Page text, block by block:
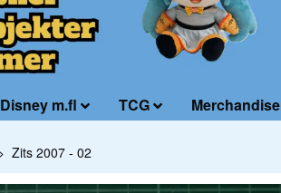
Disney m.fl TCG Merchandise
Zits 2007 - 02